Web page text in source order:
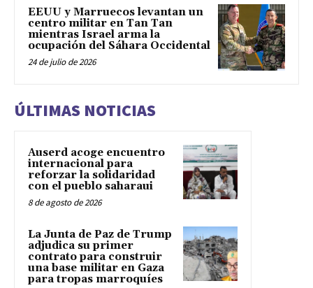
EEUU y Marruecos levantan un
centro militar en Tan Tan
mientras Israel arma la
ocupación del Sáhara Occidental
24 de julio de 2026
ÚLTIMAS NOTICIAS
Auserd acoge encuentro
internacional para
reforzar la solidaridad
con el pueblo saharaui
8 de agosto de 2026
La Junta de Paz de Trump
adjudica su primer
contrato para construir
una base militar en Gaza
para tropas marroquíes